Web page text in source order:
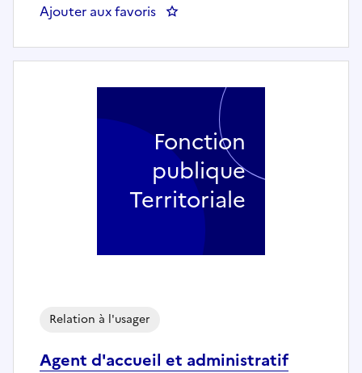
Ajouter aux favoris
Agent d'accueil et administratif
Relation à l'usager
Fonction
publique
Territoriale